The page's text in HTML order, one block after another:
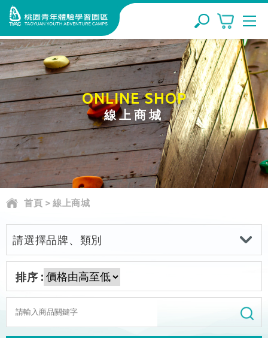
ONLINE SHOP
線上商城
首頁 > 線上商城
請選擇品牌、類別
排序 :